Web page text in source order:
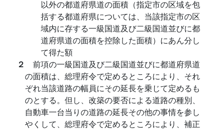
以外の都道府県道の面積（指定市の区域を包
括する都道府県については、当該指定市の区
域内に存する一級国道及び二級国道並びに都
道府県道の面積を控除した面積）にあん分し
て得た額
２ 前項の一級国道及び二級国道並びに都道府県道
の面積は、総理府令で定めるところにより、それ
ぞれ当該道路の幅員にその延長を乗じて定めるも
のとする。但し、改築の要否による道路の種別、
自動車一台当りの道路の延長その他の事情を参し
やくして、総理府令で定めるところにより、補正